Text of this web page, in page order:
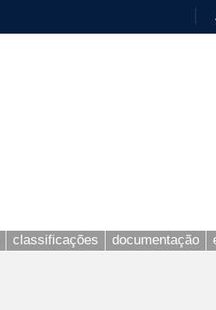
classificações documentação